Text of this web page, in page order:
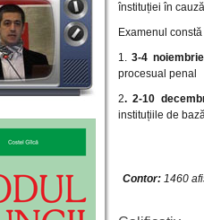
înstituției în
Examenul
1.3-4 noiembrie
procesual penal
2. 2-10
instituțiile de
Contor: 1460